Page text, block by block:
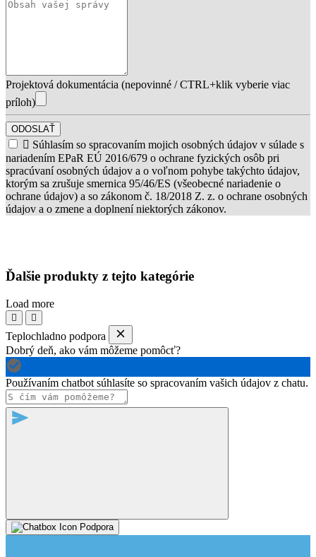
Projektová dokumentácia (nepovinné / CTRL+klik vyberie viac
príloh)
ODOSLAŤ
 Súhlasím so spracovaním mojich osobných údajov v súlade s
nariadením EPaR EÚ 2016/679 o ochrane fyzických osôb pri
spracúvaní osobných údajov a o voľnom pohybe takýchto údajov,
ktorým sa zrušuje smernica 95/46/ES (všeobecné nariadenie o
ochrane údajov) a so zákonom č. 18/2018 Z. z. o ochrane osobných
údajov a o zmene a doplnení niektorých zákonov.
Ďalšie produkty z tejto kategórie
Load more
Teplochladno podpora
Dobrý deň, ako vám môžeme pomôcť?
Používaním chatbot súhlasíte so spracovaním vašich údajov z chatu.
Podpora